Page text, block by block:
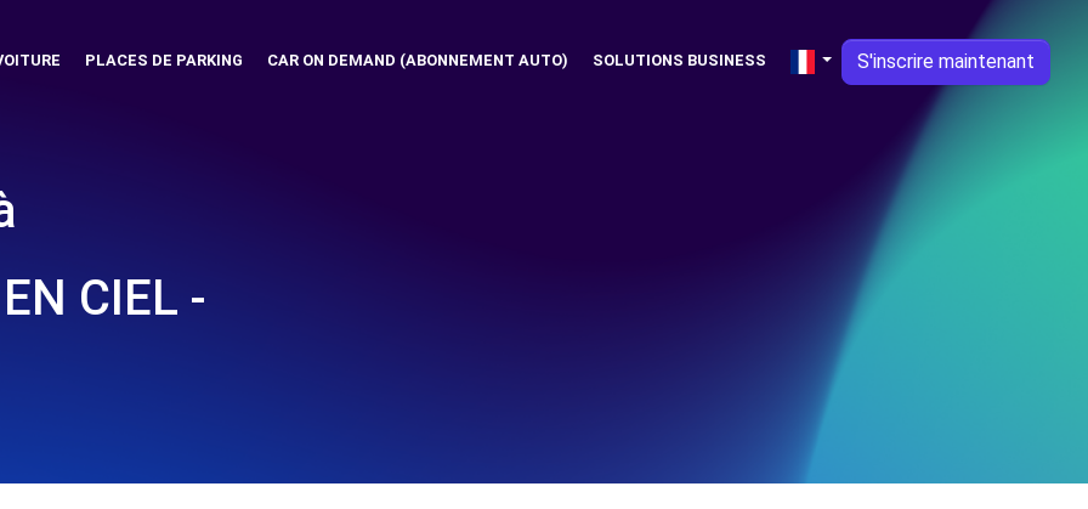
PLACES DE PARKING CAR ON DEMAND (ABONNEMENT AUTO) SOLUTIONS BUSINESS S'inscrire maintenant
CIEL -